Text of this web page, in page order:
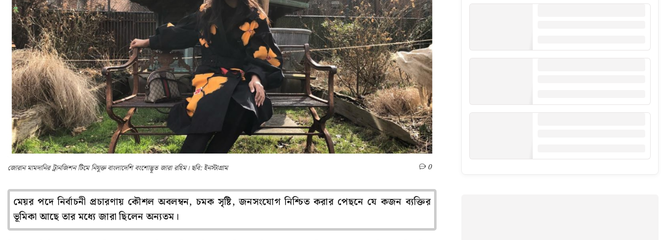
জোরান মামদানির ট্রানজিশন টিমে নিযুক্ত বাংলাদেশি বংশোদ্ভূত জারা রহিম। ছবি: ইনস্টাগ্রাম 0
মেয়র পদে নির্বাচনী প্রচারণায় কৌশল অবলম্বন, চমক সৃষ্টি, জনসংযোগ নিশ্চিত করার পেছনে যে কজন ব্যক্তির
ভূমিকা আছে তার মধ্যে জারা ছিলেন অন্যতম।